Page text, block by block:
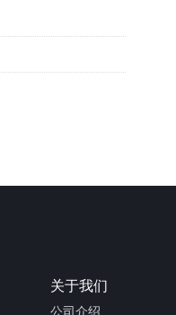
关于我们
公司介绍